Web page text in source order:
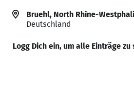
Bruehl, North Rhine-
Deutschland
Logg Dich ein, um alle Einträge zu